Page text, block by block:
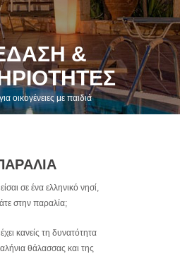
&
οικογένειες με παιδιά
σε ένα ελληνικό νησί,
στην παραλία;
κανείς τη δυνατότητα
θάλασσας και της